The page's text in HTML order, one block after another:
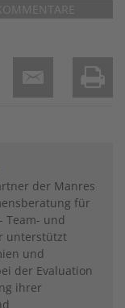
der Manres
für
Team- und
unterstützt
und
der Evaluation
ihrer